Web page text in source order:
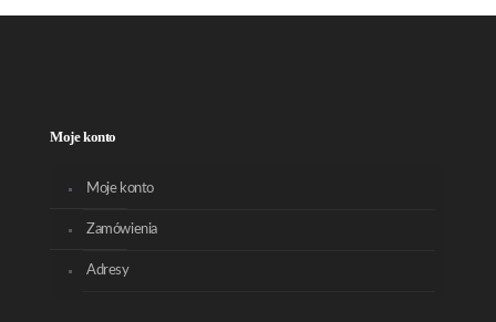
Moje konto
Moje konto
Zamówienia
Adresy